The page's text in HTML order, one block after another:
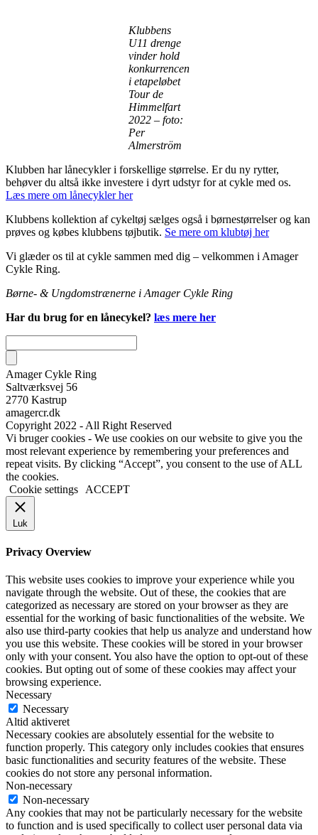
Klubbens
U11 drenge
vinder hold
konkurrencen
i etapeløbet
Tour de
Himmelfart
2022 – foto:
Per
Almerström
Klubben har lånecykler i forskellige størrelse. Er du ny rytter,
behøver du altså ikke investere i dyrt udstyr for at cykle med os.
Læs mere om lånecykler her
Klubbens kollektion af cykeltøj sælges også i børnestørrelser og kan
prøves og købes klubbens tøjbutik. Se mere om klubtøj her
Vi glæder os til at cykle sammen med dig – velkommen i Amager
Cykle Ring.
Børne- & Ungdomstrænerne i Amager Cykle Ring
Har du brug for en lånecykel? læs mere her
Amager Cykle Ring
Saltværksvej 56
2770 Kastrup
amagercr.dk
Copyright 2022 - All Right Reserved
Vi bruger cookies - We use cookies on our website to give you the
most relevant experience by remembering your preferences and
repeat visits. By clicking “Accept”, you consent to the use of ALL
the cookies.
Cookie settings
ACCEPT
Luk
Privacy Overview
This website uses cookies to improve your experience while you
navigate through the website. Out of these, the cookies that are
categorized as necessary are stored on your browser as they are
essential for the working of basic functionalities of the website. We
also use third-party cookies that help us analyze and understand how
you use this website. These cookies will be stored in your browser
only with your consent. You also have the option to opt-out of these
cookies. But opting out of some of these cookies may affect your
browsing experience.
Necessary
Necessary
Altid aktiveret
Necessary cookies are absolutely essential for the website to
function properly. This category only includes cookies that ensures
basic functionalities and security features of the website. These
cookies do not store any personal information.
Non-necessary
Non-necessary
Any cookies that may not be particularly necessary for the website
to function and is used specifically to collect user personal data via